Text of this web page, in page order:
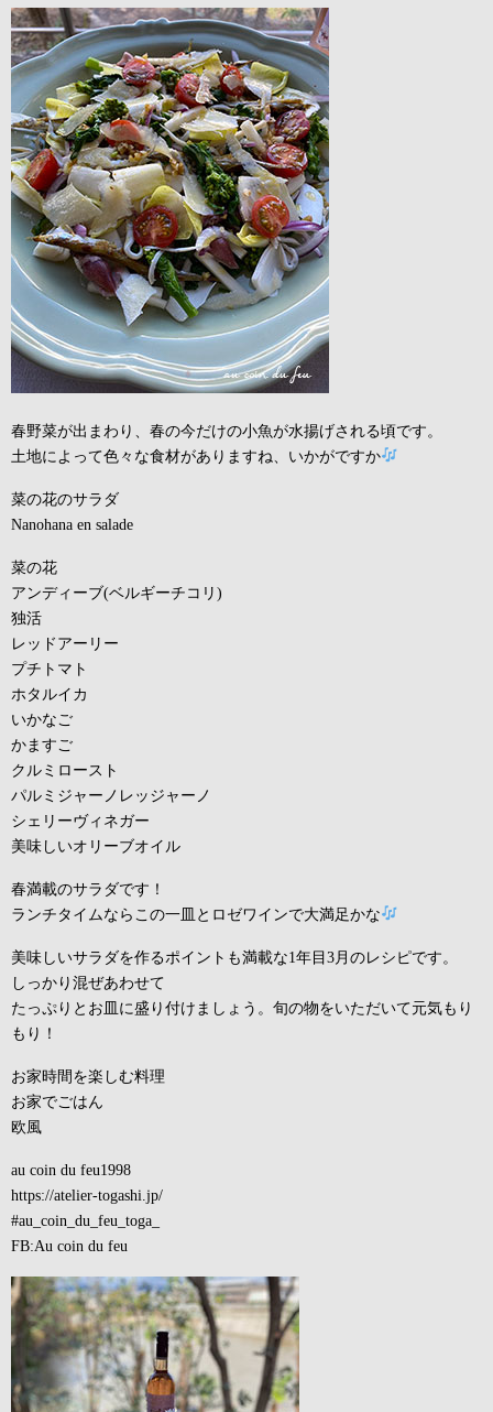
春野菜が出まわり、春の今だけの小魚が水揚げされる頃です。
土地によって色々な食材がありますね、いかがですか
菜の花のサラダ
Nanohana en salade
菜の花
アンディーブ(ベルギーチコリ)
独活
レッドアーリー
プチトマト
ホタルイカ
いかなご
かますご
クルミロースト
パルミジャーノレッジャーノ
シェリーヴィネガー
美味しいオリーブオイル
春満載のサラダです！
ランチタイムならこの一皿とロゼワインで大満足かな
美味しいサラダを作るポイントも満載な1年目3月のレシピです。
しっかり混ぜあわせて
たっぷりとお皿に盛り付けましょう。旬の物をいただいて元気もり
もり！
お家時間を楽しむ料理
お家でごはん
欧風
au coin du feu1998
https://atelier-togashi.jp/
#au_coin_du_feu_toga_
FB:Au coin du feu